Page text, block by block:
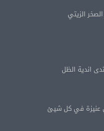
الزيتي
اندية الظل
عنيزة في كل شيئ